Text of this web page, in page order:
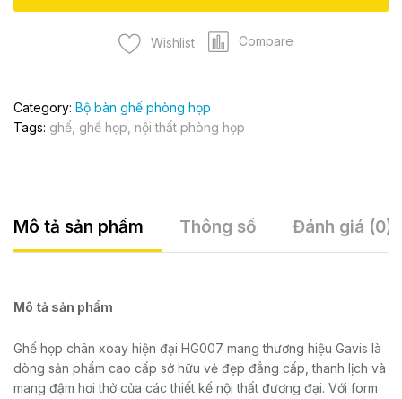
Wishlist Compare
Category: Bộ bàn ghế phòng họp
Tags: ghế ghế họp nội thất phòng họp
Mô tả sản phẩm Thông số Đánh giá (0)
Mô tả sản phẩm
Ghế họp chân xoay hiện đại HG007 mang thương hiệu Gavis là
dòng sản phẩm cao cấp sở hữu vẻ đẹp đẳng cấp, thanh lịch và
mang đậm hơi thở của các thiết kế nội thất đương đại. Với form